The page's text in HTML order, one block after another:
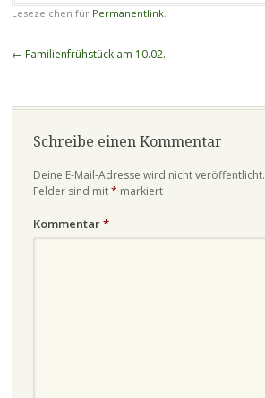
Lesezeichen für Permanentlink.
Beitragsnavigation
← Familienfrühstück am 10.02.
Schreibe einen Kommentar
Deine E-Mail-Adresse wird nicht veröffentlicht.
Felder sind mit* markiert
Kommentar*